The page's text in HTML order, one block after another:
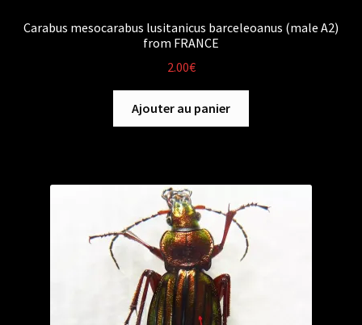
Carabus mesocarabus lusitanicus barceleoanus (male A2)
from FRANCE
2.00€
Ajouter au panier